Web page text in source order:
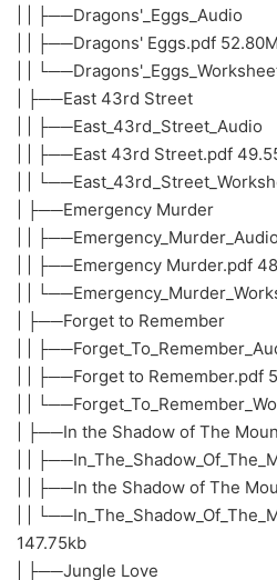
| | ├──Dragons'_Eggs_Audio
| | ├──Dragons' Eggs.pdf 52.80M
| |
| ├──East 43rd Street
| | ├──East_43rd_Street_Audio
| | ├──East 43rd Street.pdf
| |
| ├──Emergency Murder
| | ├──Emergency_Murder_Audio
| | ├──Emergency Murder.pdf
| |
| ├──Forget to Remember
| |
| | ├──Forget to Remember.pdf
| |
| ├──In the Shadow of The
| |
| | ├──In the Shadow of The
| |
147.75kb
| ├──Jungle Love